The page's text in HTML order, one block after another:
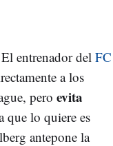
entrenador del FC
a los
pero evita
que lo quiere es
antepone la